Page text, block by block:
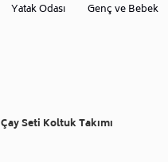
Yatak Odası Genç ve Bebek
Çay Seti Koltuk Takımı